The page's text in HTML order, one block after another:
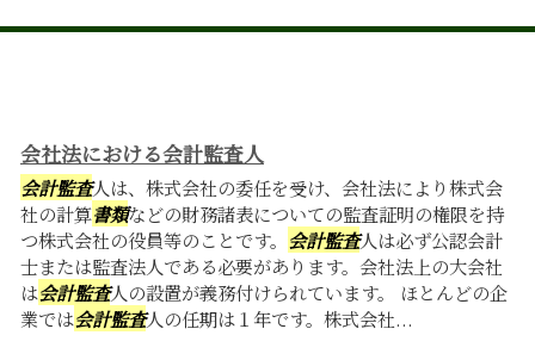
会社法における会計監査人
会計監査人は、株式会社の委任を受け、会社法により株式会
社の計算書類などの財務諸表についての監査証明の権限を持
つ株式会社の役員等のことです。 会計監査人は必ず公認会計
士または監査法人である必要があります。会社法上の大会社
は会計監査人の設置が義務付けられています。 ほとんどの企
業では会計監査人の任期は１年です。株式会社...